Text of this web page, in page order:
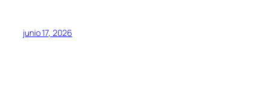
junio 17, 2026